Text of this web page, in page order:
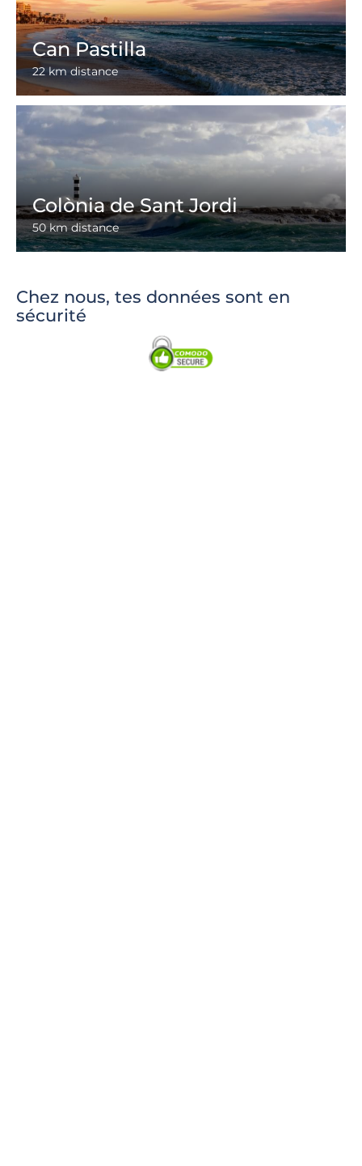
Can Pastilla
22 km distance
Colònia de Sant Jordi
50 km distance
Chez nous, tes données sont en
sécurité